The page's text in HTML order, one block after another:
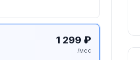
1 299 ₽
/мес